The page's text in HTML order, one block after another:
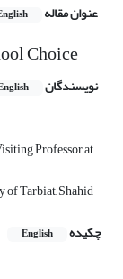
عنوان مقاله
Choice
نویسندگان
Professor at
Tarbiat, Shahid
چکیده
English